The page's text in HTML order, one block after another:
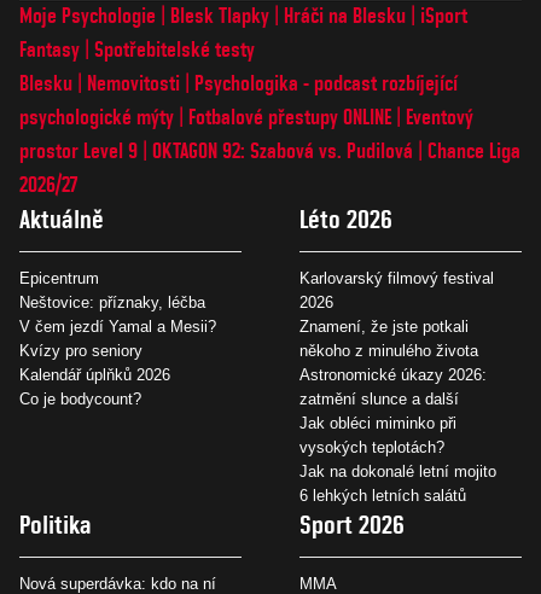
Moje Psychologie Blesk Tlapky Hráči na Blesku
iSport
Fantasy Spotřebitelské testy
Blesku
Nemovitosti
Psychologika - podcast rozbíjející
psychologické mýty
Fotbalové přestupy ONLINE
Eventový
prostor Level 9 OKTAGON 92: Szabová vs. Pudilová
Chance Liga
2026/27
Aktuálně
Epicentrum
Neštovice: příznaky, léčba
V čem jezdí Yamal a Mesii?
Kvízy pro seniory
Kalendář úplňků 2026
Co je bodycount?
Léto 2026
Karlovarský filmový festival
2026
Znamení, že jste potkali
někoho z minulého života
Astronomické úkazy 2026:
zatmění slunce a další
Jak obléci miminko při
vysokých teplotách?
Jak na dokonalé letní mojito
6 lehkých letních salátů
Politika
Nová superdávka: kdo na ní
Sport 2026
MMA